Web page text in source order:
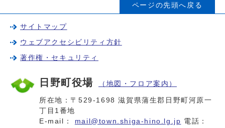
ページの先頭へ戻る
サイトマップ
ウェブアクセシビリティ方針
著作権・セキュリティ
日野町役場 （地図・フロア案内）
所在地：〒529-1698 滋賀県蒲生郡日野町河原一
丁目1番地
E-mail： mail@town.shiga-hino.lg.jp 電話：